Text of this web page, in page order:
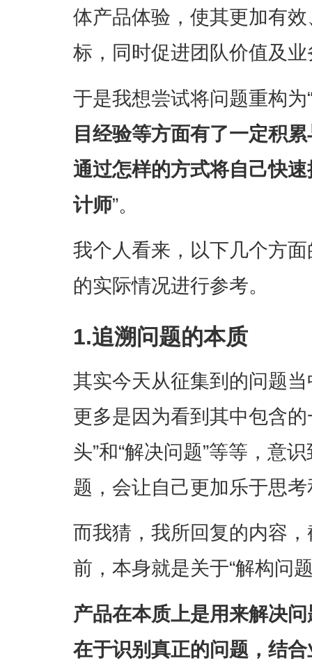
体产品体验，使其更加有
标，同时促进团队价值及
于是我想尝试将问题重构为
目经验等方面有了一定积
通过怎样的方式将自己快
计师”。
我个人看来，以下几个方
的实际情况进行参考。
1.追溯问题的本质
其实今天从征集到的问题
更多是因为看到其中包含
头”和“解决问题”等等，意
题，会让自己更加乐于思
而我猜，我所回复的内容
前，本身就是关于“解构问
产品在本质上是用来解决
在于识别真正的问题，结